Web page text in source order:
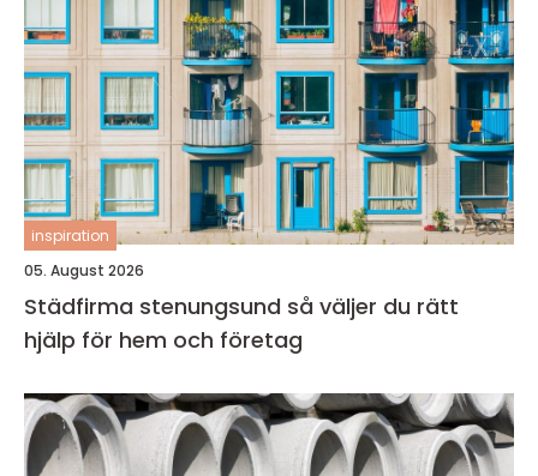
inspiration
05. August 2026
Städfirma stenungsund så väljer du rätt
hjälp för hem och företag